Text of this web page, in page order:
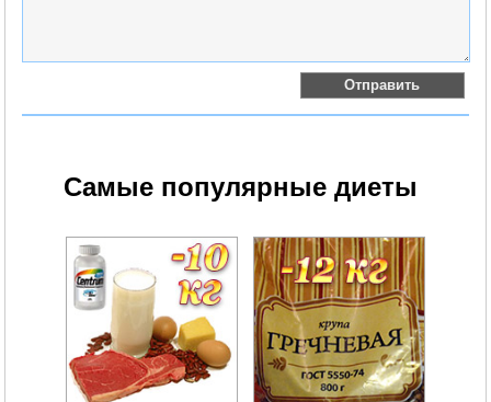
Самые популярные диеты